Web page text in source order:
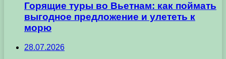
Горящие туры во Вьетнам: как поймать
выгодное предложение и улететь к
морю
28.07.2026